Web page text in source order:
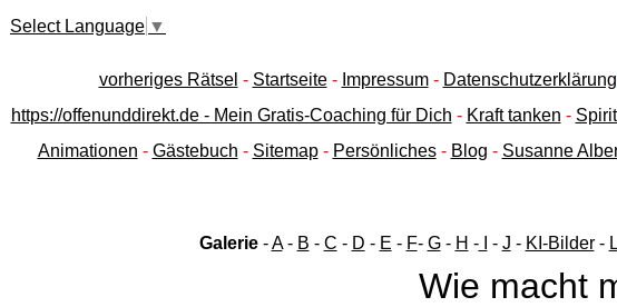
Select Language ▼
vorheriges Rätsel - Startseite- Impressum- Datenschutzerklärung
https://offenunddirekt.de - Mein Gratis-Coaching für Dich - Kraft tanken -
Animationen - Gästebuch - Sitemap- Persönliches- Blog - Susanne
Galerie-A- B - C - D - E - F- G- H -I - J - KI-Bilder- L
Wie macht